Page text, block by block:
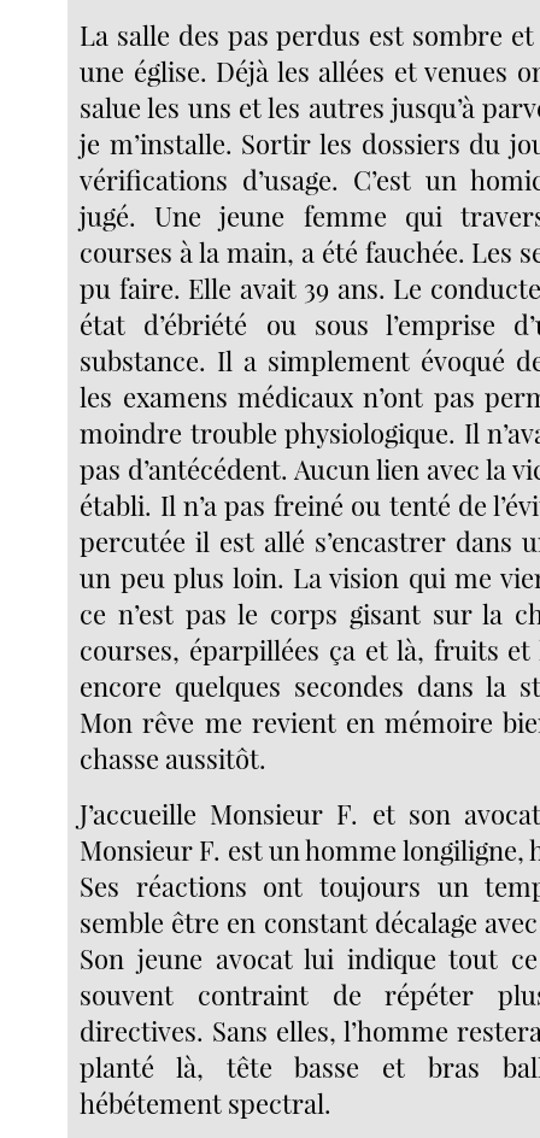
La salle des pas perdus est sombre
une église. Déjà les allées et venues
salue les uns et les autres jusqu’à
je m’installe. Sortir les dossiers du
vérifications d’usage. C’est un
jugé. Une jeune femme qui
courses à la main, a été fauchée. Les
pu faire. Elle avait 39 ans. Le
état d’ébriété ou sous l’emprise
substance. Il a simplement évoqué
les examens médicaux n’ont pas
moindre trouble physiologique. Il
pas d’antécédent. Aucun lien avec la
établi. Il n’a pas freiné ou tenté de
percutée il est allé s’encastrer dans
un peu plus loin. La vision qui me
ce n’est pas le corps gisant sur la
courses, éparpillées ça et là, fruits
encore quelques secondes dans la
Mon rêve me revient en mémoire
chasse aussitôt.
J’accueille Monsieur F. et son
Monsieur F. est un homme longiligne,
Ses réactions ont toujours un
semble être en constant décalage
Son jeune avocat lui indique tout
souvent contraint de répéter
directives. Sans elles, l’homme
planté là, tête basse et bras
hébétement spectral.